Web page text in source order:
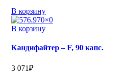
В корзину
В корзину
Кандифайтер – F, 90 капс.
3 071₽